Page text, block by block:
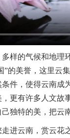
的气候和地理
”的美誉，这里云
件，使得云南成
更有许多人文故
独特的美，把云
云南，赏云花